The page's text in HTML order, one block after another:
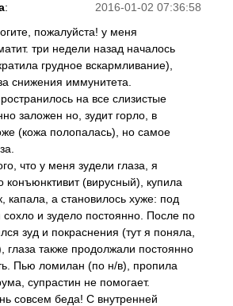
2016-01-02 07:36:58
:
пожалуйста! у меня
три недели назад началось
грудное вскармливание),
снижения иммунитета.
на все слизистые
заложен но, зудит горло, в
(кожа полопалась), но самое
что у меня зудели глаза, я
конъюнктивит (вирусный), купила
капала, а становилось хуже: под
и зудело постоянно. После по
зуд и покраснения (тут я поняла,
глаза также продолжали постоянно
Пью ломилан (по н/в), пропила
супрастин не помогает.
совсем беда! С внутренней